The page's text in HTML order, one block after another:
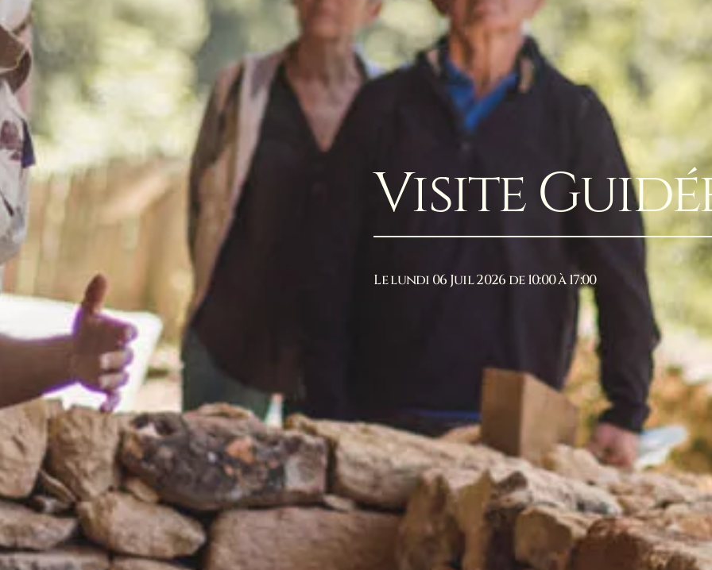
Visite
Le lundi 06 Juil 2026 de 10:00 à 17:00